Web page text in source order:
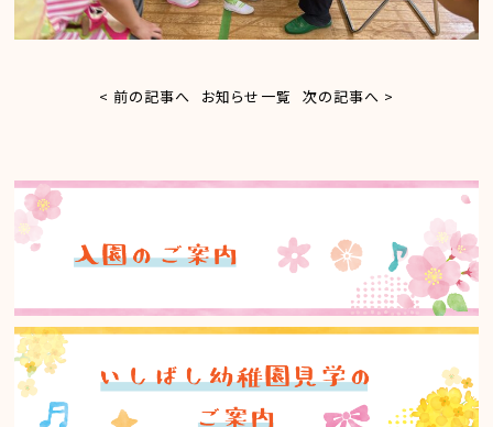
< 前の記事へ お知らせ一覧 次の記事へ >